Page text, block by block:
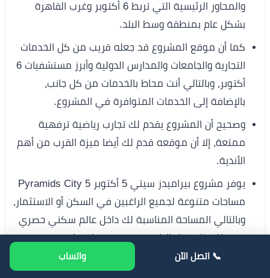
والمحاور الرئيسية التي تربط 6 أكتوبر وغرب القاهرة
بشكل عام بمنطقة وسط البلد.
كما أن موقع المشروع قد جعله قريب من كل الخدمات
التجارية والجامعات والمدارس الدولية وأبرز مستشفيات 6
أكتوبر، وبالتالي أنت محاط بالخدمات من كل جانب،
بالإضافة إلى الخدمات المتوافرة في المشروع.
وصحيح أن المشروع يقدم لك تجارب رياضية ترفهية
ممتعة، إلا أن موقعه قدم لك أيضا ميزة القرب من أهم
الأندية.
يوفر مشروع بيراميدز سيتي 5 أكتوبر Pyramids City 5
مساحات متنوعة لجميع الراغبين في السكن أو الاستثمار،
وبالتالي المساحة المناسبة لك داخل عالم سكني حصري
يوفر لك كل سبل الراحة وفي موقع استراتيجي.
يتوافر في المشروع أنظمة سداد ودفع حصرية بأقل
📞 اتصل الآن واتساب